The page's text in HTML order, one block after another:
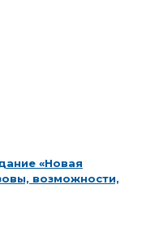
«Новая
возможности,